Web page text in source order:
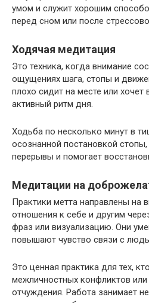
умом и служит хорошим
перед сном или после
Ходячая медитация
Это техника, когда внимание
ощущениях шага, стопы и
плохо сидит на месте или хочет
активный ритм дня.
Ходьба по несколько минут в
осознанной постановкой стопы,
перерывы и помогает
Медитации на
Практики метта направлены на
отношения к себе и другим
фраз или визуализацию. Они
повышают чувство связи с
Это ценная практика для тех,
межличностных конфликтов
отчуждения. Работа занимает